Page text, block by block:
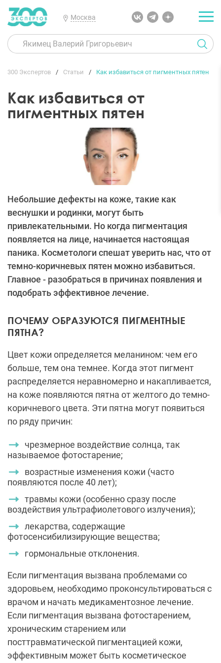
Москва
300 Экспертов Статьи Как избавиться от пигментных пятен
Как избавиться от
пигментных пятен
Небольшие дефекты на коже, такие как
веснушки и родинки, могут быть
привлекательными. Но когда пигментация
появляется на лице, начинается настоящая
паника. Косметологи спешат уверить нас, что от
темно-коричневых пятен можно избавиться.
Главное - разобраться в причинах появления и
подобрать эффективное лечение.
ПОЧЕМУ ОБРАЗУЮТСЯ ПИГМЕНТНЫЕ
ПЯТНА?
Цвет кожи определяется меланином: чем его
больше, тем она темнее. Когда этот пигмент
распределяется неравномерно и накапливается,
на коже появляются пятна от желтого до темно-
коричневого цвета. Эти пятна могут появиться
по ряду причин:
чрезмерное воздействие солнца, так
называемое фотостарение;
возрастные изменения кожи (часто
появляются после 40 лет);
травмы кожи (особенно сразу после
воздействия ультрафиолетового излучения);
лекарства, содержащие
фотосенсибилизирующие вещества;
гормональные отклонения.
Если пигментация вызвана проблемами со
здоровьем, необходимо проконсультироваться с
врачом и начать медикаментозное лечение.
Если пигментация вызвана фотостарением,
хроническим старением или
посттравматической пигментацией кожи,
эффективным может быть косметическое